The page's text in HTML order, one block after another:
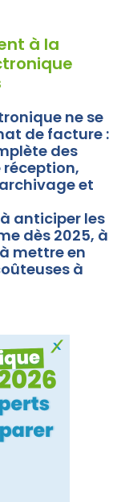
à la
ne se
de facture :
des
et
anticiper les
dès 2025, à
mettre en
à